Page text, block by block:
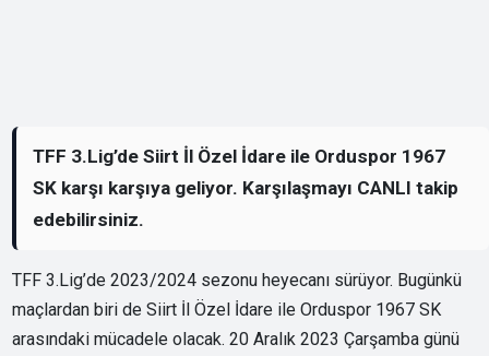
TFF 3.Lig’de Siirt İl Özel İdare ile Orduspor 1967
SK karşı karşıya geliyor. Karşılaşmayı CANLI takip
edebilirsiniz.
TFF 3.Lig’de 2023/2024 sezonu heyecanı sürüyor. Bugünkü
maçlardan biri de Siirt İl Özel İdare ile Orduspor 1967 SK
arasındaki mücadele olacak. 20 Aralık 2023 Çarşamba günü